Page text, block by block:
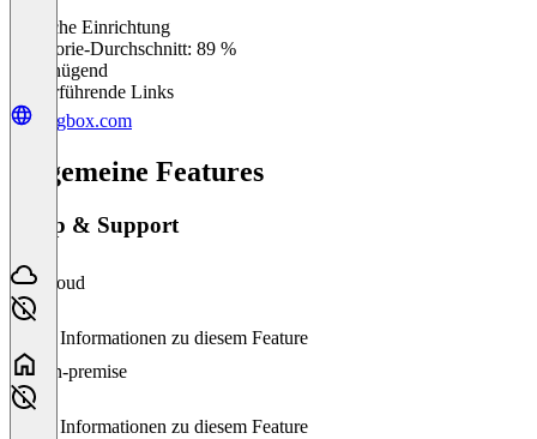
Einfache Einrichtung
Kategorie-Durchschnitt: 89 %
Ungenügend
Weiterführende Links
taggbox.com
Allgemeine Features
Setup & Support
Cloud
Keine Informationen zu diesem Feature
On-premise
Keine Informationen zu diesem Feature